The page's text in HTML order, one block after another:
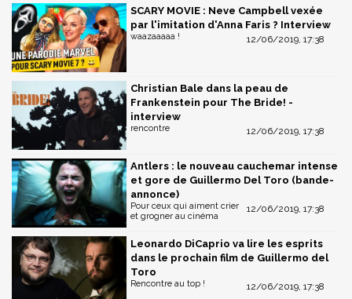
SCARY MOVIE : Neve Campbell vexée
par l'imitation d'Anna Faris ? Interview
12/06/2019, 17:38
waazaaaaa !
Christian Bale dans la peau de
Frankenstein pour The Bride! -
interview
12/06/2019, 17:38
rencontre
Antlers : le nouveau cauchemar intense
et gore de Guillermo Del Toro (bande-
annonce)
12/06/2019, 17:38
Pour ceux qui aiment crier
et grogner au cinéma
Leonardo DiCaprio va lire les esprits
dans le prochain film de Guillermo del
Toro
12/06/2019, 17:38
Rencontre au top !